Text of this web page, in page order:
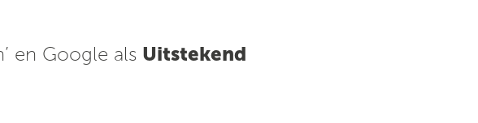
en Google als Uitstekend